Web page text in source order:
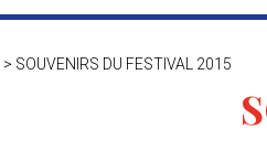
> SOUVENIRS DU FESTIVAL 2015